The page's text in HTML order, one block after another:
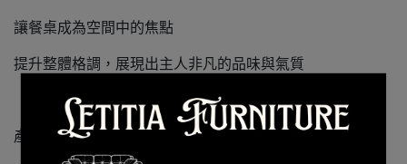
讓餐桌成為空間中的焦點
提升整體格調，展現出主人非凡的品味與氣質
產品圖片後方